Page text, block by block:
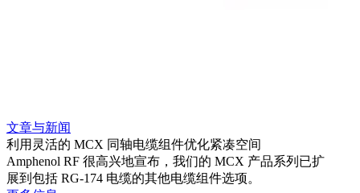
文章与新闻
利用灵活的 MCX 同轴电缆组件优化紧凑空间
Amphenol RF 很高兴地宣布，我们的 MCX 产品系列已扩
展到包括 RG-174 电缆的其他电缆组件选项。